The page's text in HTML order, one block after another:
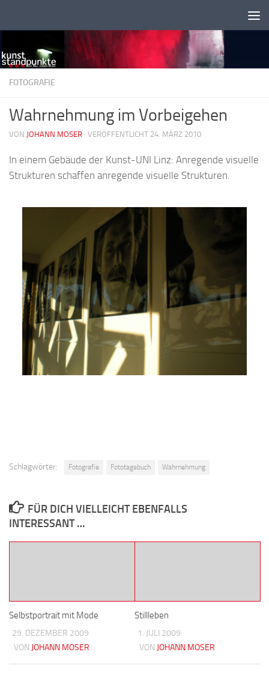
FOTOGRAFIE
Wahrnehmung im Vorbeigehen
VON JOHANN MOSER · VERÖFFENTLICHT 24. MÄRZ 2010
In einem Gebäude der Kunst-UNI Linz: Anregende visuelle
Strukturen schaffen anregende visuelle Strukturen.
Schlagwörter: Fotografie Fototagebuch Wahrnehmung
FÜR DICH VIELLEICHT EBENFALLS
INTERESSANT …
Selbstportrait mit Mode
29. DEZEMBER 2009
VON JOHANN MOSER
Stillleben
1. JULI 2009
VON JOHANN MOSER